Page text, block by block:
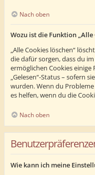
Nach oben
Wozu ist die Funktion „Alle
„Alle Cookies löschen“
die dafür sorgen, dass du
ermöglichen Cookies einige
„Gelesen“-Status – sofern
wurden. Wenn du
es helfen, wenn du die
Nach oben
Wie kann ich meine